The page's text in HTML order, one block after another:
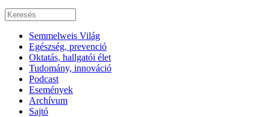
Semmelweis Világ
Egészség, prevenció
Oktatás, hallgatói élet
Tudomány, innováció
Podcast
Események
Archívum
Sajtó